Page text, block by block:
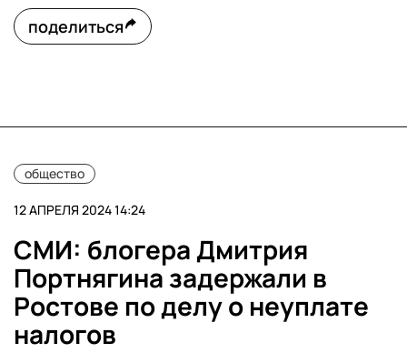
поделиться
общество
12 АПРЕЛЯ 2024 14:24
СМИ: блогера Дмитрия
Портнягина задержали в
Ростове по делу о неуплате
налогов